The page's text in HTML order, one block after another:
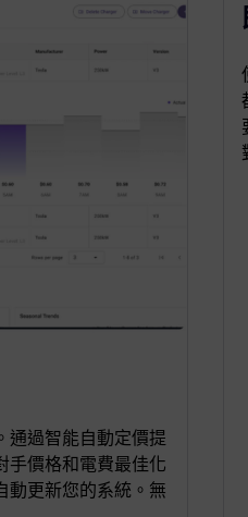
通過智能自動定價提
手價格和電費最佳化
動更新您的系統。無